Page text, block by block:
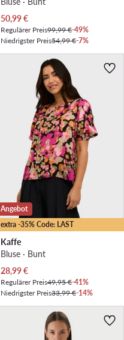
Aktueller Preis
50,99€
Regulärer Preis99,99 €-49%
Niedrigster Preis54,99 €-7%
extra -35% Code: LAST
Angebot
Kaffe
Bluse · Bunt
Aktueller Preis
28,99€
Regulärer Preis49,95 €-41%
Niedrigster Preis33,99 €-14%